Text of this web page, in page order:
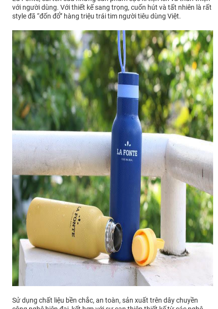
với người dùng. Với thiết kế sang trọng, cuốn hút và tất nhiên là rất
style đã “đốn đổ” hàng triệu trái tim người tiêu dùng Việt.
Sử dụng chất liệu bền chắc, an toàn, sản xuất trên dây chuyền